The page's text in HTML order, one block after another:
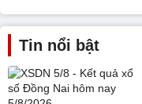
Tin nổi bật